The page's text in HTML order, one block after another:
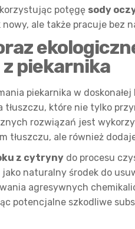
potęgę sody
ale także pracuje bez
z piekarnika
piekarnika w
tłuszczu, które nie tylko
rozwiązań jest
tłuszczu, ale również
z cytryny do procesu
naturalny środek do
agresywnych
potencjalne szkodliwe